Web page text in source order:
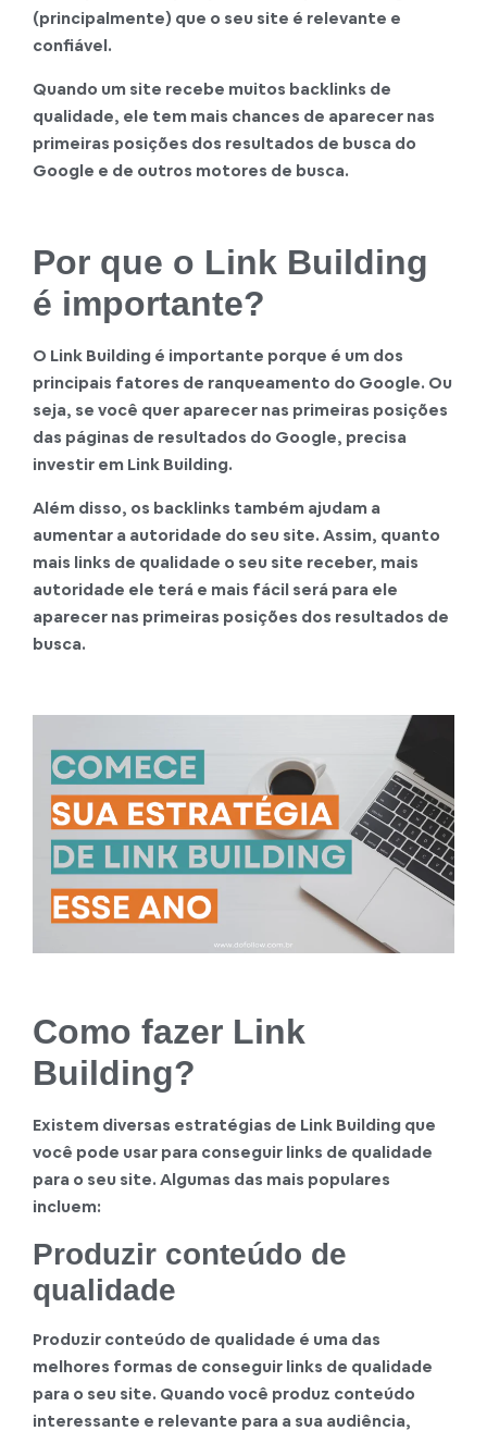
(principalmente) que o seu site é relevante e
confiável.
Quando um site recebe muitos backlinks de
qualidade, ele tem mais chances de aparecer nas
primeiras posições dos resultados de busca do
Google e de outros motores de busca.
Por que o Link Building
é importante?
O Link Building é importante porque é um dos
principais fatores de ranqueamento do Google. Ou
seja, se você quer aparecer nas primeiras posições
das páginas de resultados do Google, precisa
investir em Link Building.
Além disso, os backlinks também ajudam a
aumentar a autoridade do seu site. Assim, quanto
mais links de qualidade o seu site receber, mais
autoridade ele terá e mais fácil será para ele
aparecer nas primeiras posições dos resultados de
busca.
Como fazer Link
Building?
Existem diversas estratégias de Link Building que
você pode usar para conseguir links de qualidade
para o seu site. Algumas das mais populares
incluem:
Produzir conteúdo de
qualidade
Produzir conteúdo de qualidade é uma das
melhores formas de conseguir links de qualidade
para o seu site. Quando você produz conteúdo
interessante e relevante para a sua audiência,